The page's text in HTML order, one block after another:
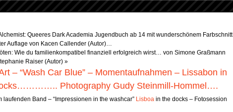
Queeres Dark Academia Jugendbuch ab 14 mit wunderschönem Farbschnitt
Auflage von Kacen Callender (Autor)…
Wie du familienkompatibel finanziell erfolgreich wirst… von Simone Graßmann
Raiser (Autor) »
– “Wash Car Blue” – Momentaufnahmen – Lissabon in
Photography Gudy Steinmill-Hommel….
laufenden Band – “Impressionen in the washcar” Lisboa in the docks – Fotosession